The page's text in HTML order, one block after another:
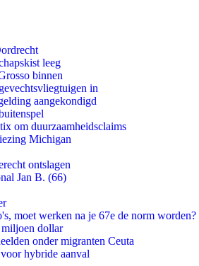
leeg
binnen
in
aangekondigd
om duurzaamheidsclaims
Michigan
ontslagen
Jan B. (66)
moet werken na je 67e de norm worden?
dollar
onder migranten Ceuta
hybride aanval